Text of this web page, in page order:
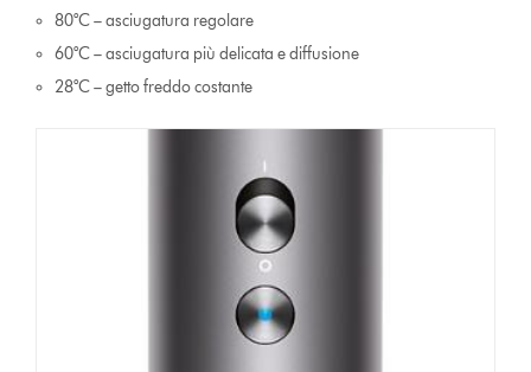
80°C – asciugatura regolare
60°C – asciugatura più delicata e diffusione
28°C – getto freddo costante